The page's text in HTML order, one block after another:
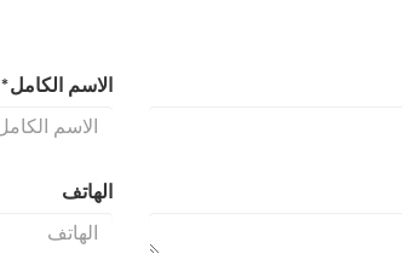
الاسم الكامل*
الهاتف